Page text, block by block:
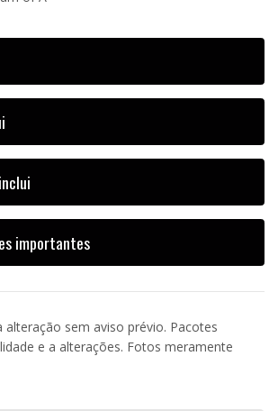
importantes
sem aviso prévio. Pacotes
e a alterações. Fotos meramente